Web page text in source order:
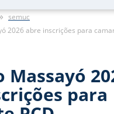
semuc
2026 abre inscrições para
Massayó
para